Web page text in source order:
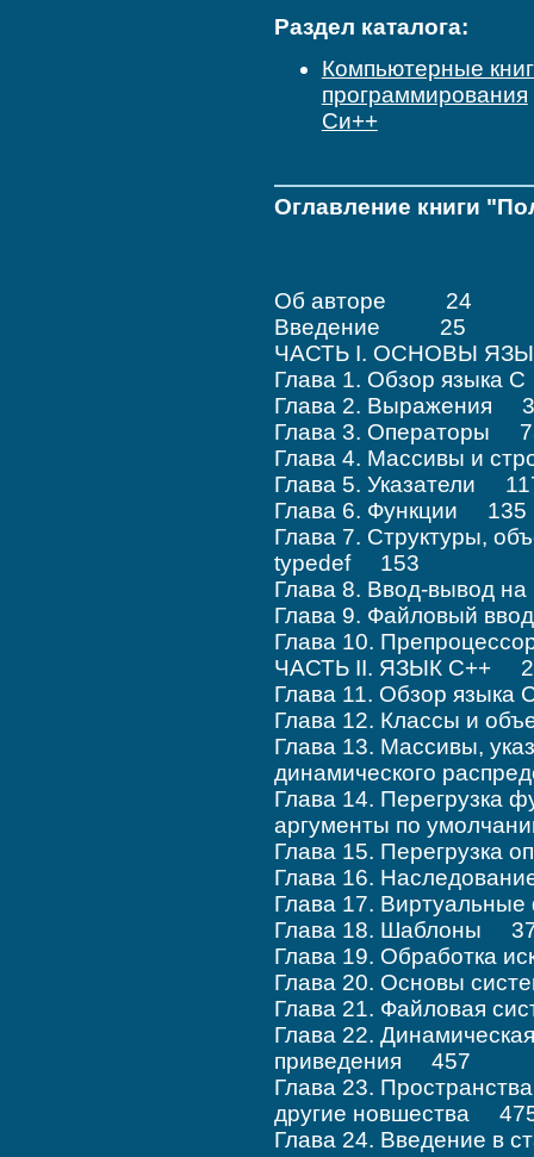
Раздел каталога:
Компьютерные
программирования
Си++
Оглавление книги
Об авторе 24
Введение 25
ЧАСТЬ I. ОСНОВЫ
Глава 1. Обзор языка
Глава 2. Выражения
Глава 3. Операторы
Глава 4. Массивы и
Глава 5. Указатели
Глава 6. Функции 135
Глава 7. Структуры,
typedef 153
Глава 8. Ввод-вывод
Глава 9. Файловый
Глава 10.
ЧАСТЬ II. ЯЗЫК С++
Глава 11. Обзор
Глава 12. Классы и
Глава 13. Массивы,
динамического
Глава 14. Перегрузка
аргументы по
Глава 15. Перегрузка
Глава 16.
Глава 17.
Глава 18. Шаблоны
Глава 19. Обработка
Глава 20. Основы
Глава 21. Файловая
Глава 22.
приведения 457
Глава 23.
другие новшества
Глава 24. Введение в